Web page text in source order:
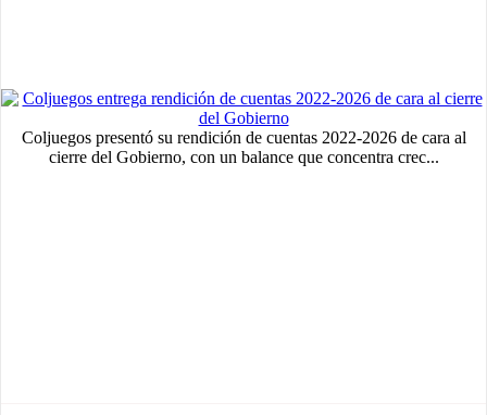
Coljuegos presentó su rendición de cuentas 2022-2026 de cara al
cierre del Gobierno, con un balance que concentra crec...